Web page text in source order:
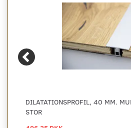
DILATATIONSPROFIL, 40 MM.
STOR